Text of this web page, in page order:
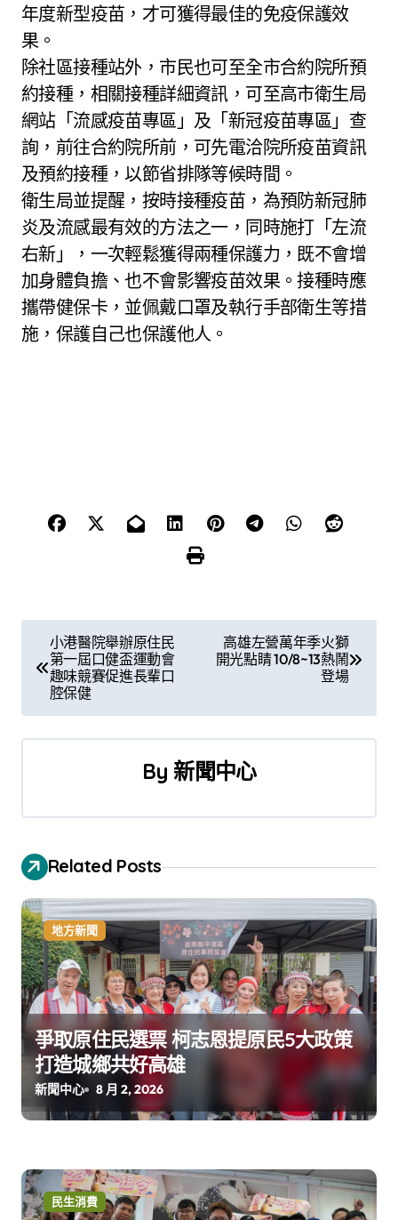
年度新型疫苗，才可獲得最佳的免疫保護效
果。
除社區接種站外，市民也可至全市合約院所預
約接種，相關接種詳細資訊，可至高市衛生局
網站「流感疫苗專區」及「新冠疫苗專區」查
詢，前往合約院所前，可先電洽院所疫苗資訊
及預約接種，以節省排隊等候時間。
衛生局並提醒，按時接種疫苗，為預防新冠肺
炎及流感最有效的方法之一，同時施打「左流
右新」，一次輕鬆獲得兩種保護力，既不會增
加身體負擔、也不會影響疫苗效果。接種時應
攜帶健保卡，並佩戴口罩及執行手部衛生等措
施，保護自己也保護他人。
章
導
覽
小港醫院舉辦原住民
第一屆口健盃運動會
趣味競賽促進長輩口
腔保健
高雄左營萬年季火獅
開光點睛 10/8~13熱鬧
登場
By 新聞中心
Related Posts
地方新聞
爭取原住民選票 柯志恩提原民5大政策
打造城鄉共好高雄
新聞中心 8 月 2, 2026
民生消費